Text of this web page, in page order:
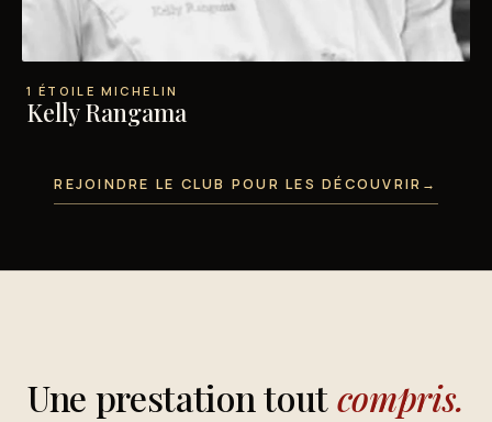
1 ÉTOILE MICHELIN
Kelly Rangama
REJOINDRE LE CLUB POUR LES DÉCOUVRIR →
Une prestation toutcompris.